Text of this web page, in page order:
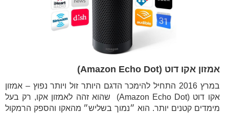
אמזון אקו דוט (Amazon Echo Dot)
במרץ 2016 התחיל להימכר הדגם היותר זול ויותר נפוץ – אמזון
אקו דוט (Amazon Echo Dot) שהוא זהה לאמזון אקו, רק בעל
מימדים קטנים יותר. הוא ״נמוך בשליש״ מהאקו והספק הרמקול